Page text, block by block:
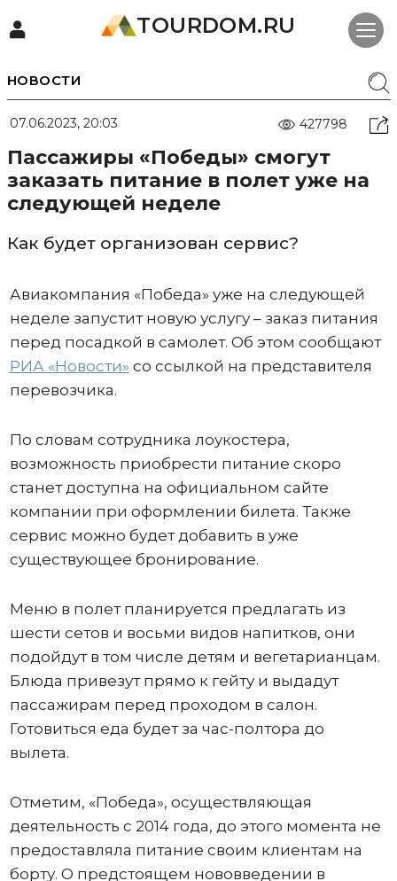
TOURDOM.RU
НОВОСТИ
07.06.2023, 20:03 427798
Пассажиры «Победы» смогут
заказать питание в полет уже на
следующей неделе
Как будет организован сервис?
Авиакомпания «Победа» уже на следующей
неделе запустит новую услугу – заказ питания
перед посадкой в самолет. Об этом сообщают
РИА «Новости» со ссылкой на представителя
перевозчика.
По словам сотрудника лоукостера,
возможность приобрести питание скоро
станет доступна на официальном сайте
компании при оформлении билета. Также
сервис можно будет добавить в уже
существующее бронирование.
Меню в полет планируется предлагать из
шести сетов и восьми видов напитков, они
подойдут в том числе детям и вегетарианцам.
Блюда привезут прямо к гейту и выдадут
пассажирам перед проходом в салон.
Готовиться еда будет за час-полтора до
вылета.
Отметим, «Победа», осуществляющая
деятельность с 2014 года, до этого момента не
предоставляла питание своим клиентам на
борту. О предстоящем нововведении в